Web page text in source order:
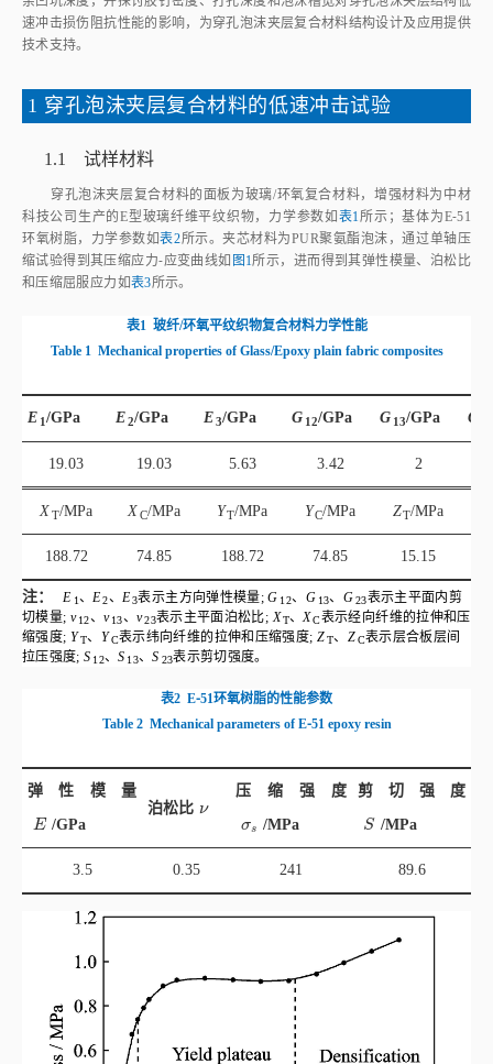
速冲击损伤阻抗性能的影响，为穿孔泡沫夹层复合材料结构设计及应用提供
技术支持。
1 穿孔泡沫夹层复合材料的低速冲击试验
1.1 试样材料
穿孔泡沫夹层复合材料的面板为玻璃/环氧复合材料，增强材料为中材
科技公司生产的E型玻璃纤维平纹织物，力学参数如 表1所示；基体为E⁃51
环氧树脂，力学参数如表2所示。夹芯材料为PUR聚氨酯泡沫，通过单轴压
缩试验得到其压缩应力⁃应变曲线如 图1所示，进而得到其弹性模量、泊松比
和压缩屈服应力如表3所示。
表1 玻纤/环氧平纹织物复合材料力学性能
Table 1 Mechanical properties of Glass/Epoxy plain fabric composites
E 1/GPa E2/GPa E3/GPa G 12/GPa G 13/GPa G
19.03 19.03 5.63 3.42 2
XT/MPa XC/MPa YT/MPa YC/MPa ZT/MPa
188.72 74.85 188.72 74.85 15.15
注：E 1、E 2、E3表示主方向弹性模量;G 12、 G 13、 G23表示主平面内剪
切模量; ν 12、 ν 13、ν23表示主平面泊松比;XT、XC表示经向纤维的拉伸和压
缩强度; YT、 YC表示纬向纤维的拉伸和压缩强度; ZT、 ZC表示层合板层间
拉压强度;S 12、S 13、S 23表示剪切强度。
表2 E⁃51环氧树脂的性能参数
Table 2 Mechanical parameters of E⁃51 epoxy resin
弹性模量
E
E /GPa
泊松比 ν
ν
压缩强度
σs
σs /MPa
剪切强度
S
S /MPa
3.5 0.35 241 89.6